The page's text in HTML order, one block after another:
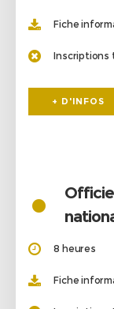
Fiche
Inscriptions
+ D'INFOS
•
8 heures
Fiche